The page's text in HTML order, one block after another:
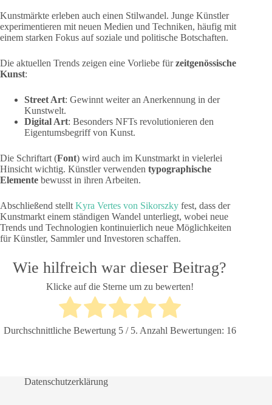
Kunstmärkte erleben auch einen Stilwandel. Junge Künstler
experimentieren mit neuen Medien und Techniken, häufig mit
einem starken Fokus auf soziale und politische Botschaften.
Die aktuellen Trends zeigen eine Vorliebe fürzeitgenössische
Kunst:
Street Art: Gewinnt weiter an Anerkennung in der
Kunstwelt.
Digital Art: Besonders NFTs revolutionieren den
Eigentumsbegriff von Kunst.
Die Schriftart (Font) wird auch im Kunstmarkt in vielerlei
Hinsicht wichtig. Künstler verwenden typographische
Elemente bewusst in ihren Arbeiten.
Abschließend stellt Kyra Vertes von Sikorszky fest, dass der
Kunstmarkt einem ständigen Wandel unterliegt, wobei neue
Trends und Technologien kontinuierlich neue Möglichkeiten
für Künstler, Sammler und Investoren schaffen.
Wie hilfreich war dieser Beitrag?
Klicke auf die Sterne um zu bewerten!
Durchschnittliche Bewertung 5/ 5. Anzahl Bewertungen: 16
Datenschutzerklärung